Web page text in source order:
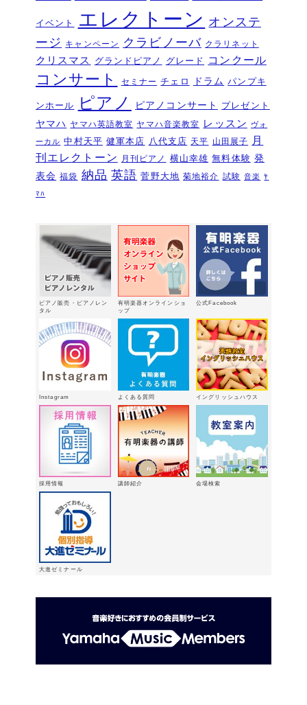
夏のおトクなキャンペーン・・・その
１
2026年6月11日
ピアノを購入するなら今！『ひと足早
いサマーセール』6/14～7/12
2026年6月7
ピアノ・アドヴェンチャー研究会発表
会を実施しました～🎵
新入会おめでとう！コンサートを実施
しました～～🎵 2026年5月2日
『ピアノ・アドヴェンチャー ベーシ
ックシリーズセミナー Vol,1』講座の
お知らせ 2026年4月14日
新型エレクトーン「ELS03シリーズ」
3/15（日）健軍で日曜体験ＤＡＹ
2月18日
有明楽器オンステージ開催しました～
2026年2月16日
八代支店情報：年末年始特別販売企画
実施中！！ 2026年1月9日
「ウィンターパーティー」を開催しま
した。 2025年12月21日
イベント エレクトーン オンステ
ージ
キャンペーン クラビノーバ クラリネット
クリスマス グランドピアノ グレード コンクール
コンサート セミナー チェロ ドラム パンプキ
ンホール ピアノ ピアノコンサート プレゼント
ヤマハ ヤマハ英語教室 ヤマハ音楽教室 レッスン ヴォ
ーカル 中村天平 健軍本店 八代支店 天平 山田展子
月
刊エレクトーン
月刊ピアノ 横山幸雄 無料体験 発
表会 福袋 納品 英語 菅野大地 菊地裕介 試験 音楽 ﾔ
ﾏﾊ
ピアノ販売・ピアノレン
タル
有明楽器オンラインショ
ップ
公式Facebook
Instagram よくある質問 イングリッシュハウス
採用情報 講師紹介 会場検索
大進ゼミナール